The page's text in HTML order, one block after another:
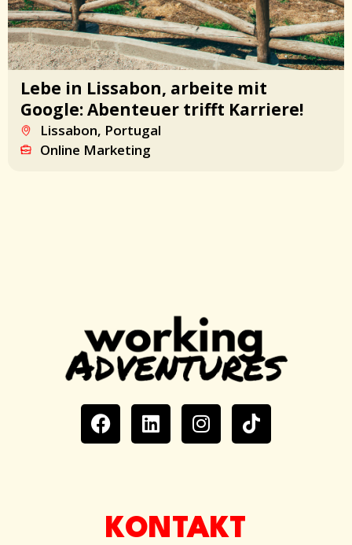
Lebe in Lissabon, arbeite mit
Google: Abenteuer trifft Karriere!
Lissabon, Portugal
Online Marketing
KONTAKT